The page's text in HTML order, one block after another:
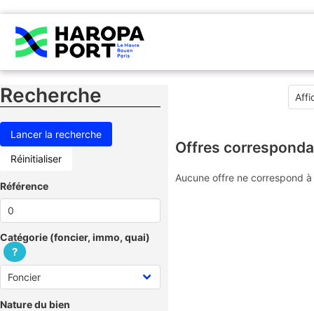
Recherche
Réinitialiser
Référence
Catégorie (foncier, immo, quai)
?
Nature du bien
Offres
Aucune offre ne correspond